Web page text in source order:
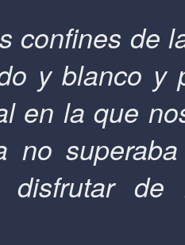
confines de
y blanco
en la que
no
disfrutar